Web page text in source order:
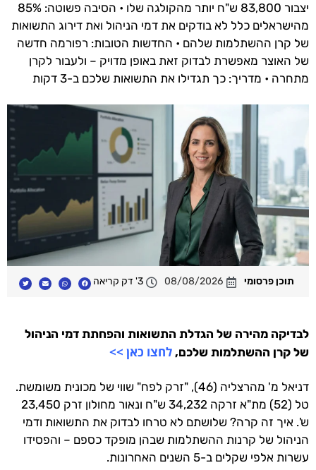
יצבור 83,800 ש"ח יותר מהקולגה שלו • הסיבה פשוטה: 85%
מהישראלים כלל לא בודקים את דמי הניהול ואת דירוג התשואות
של קרן ההשתלמות שלהם • החדשות הטובות: רפורמה חדשה
של האוצר מאפשרת לבדוק זאת באופן מדויק – ולעבור לקרן
מתחרה • מדריך: כך תגדילו את התשואות שלכם ב-3 דקות
תוכן פרסומי 08/08/2026 3' דק קריאה
לבדיקה מהירה של הגדלת התשואות והפחתת דמי הניהול
של קרן ההשתלמות שלכם, לחצו כאן >>
דניאל מ' מהרצליה (46), "זרק לפח" שווי של מכונית משומשת.
טל (52) מת"א זרקה 34,232 ש"ח ונאור מחולון זרק 23,450
ש'. איך זה קרה? שלושתם לא טרחו לבדוק את התשואות ודמי
הניהול של קרנות ההשתלמות שבהן מופקד כספם – והפסידו
עשרות אלפי שקלים ב-5 השנים האחרונות.